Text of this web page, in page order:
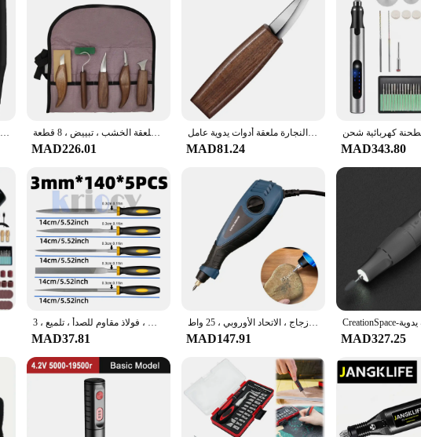
a testament to the artisanal prowess of skilled craftsmen. Each bracelet is
patterns and designs on these bracelets are not just aesthetically pleasing but also a nod to
daily ensemble or seeking a statement piece for a special event, our Carving Bracelets are
and their lightweight nature makes them comfortable to wear throughout the day.
paired with various outfits, from casual to formal attire.
allowing you to mix and match to suit your personal style or to complement the outfits
and modern fashion.
طاحونة صغيرة كهربائية لنحت اليشم ، مثقاب كهربائي ، قلم نقش ، أداة تلميع دوارة الخشب نحت أدوات عدة للمبتدئين ، نحت اليد ، سكين مجموعة مع ملف إبرة ، ملعقة الخشب ، تبييض ، 8 قطعة
MAD226.01
إزميل نحت سكين قطع الخشب لتقوم بها بنفسك اليد نحت الخشب أدوات نحت الخشب القاطع السكاكين تقشير النجارة ملعقة أدوات يدوية عامل
MAD81.24 MAD343.80
مجموعة ملفات إبرة أدوات يدوية للمجوهرات ، مشغولات نحت الخشب ، حجر زجاجي معدني ، فولاذ مقاوم للصدأ ، تلميع ، 3x14 ، 4x42 ، 5
MAD37.81
قلم نحت مجوهرات كهربائي ، قلم حروف للنقش ، 6 سرعاتٍ قابلة للتعديل ، معدن ، خشب ، زجاج ، الاتحاد الأوروبي ، 25 واط
MAD147.91 MAD327.25